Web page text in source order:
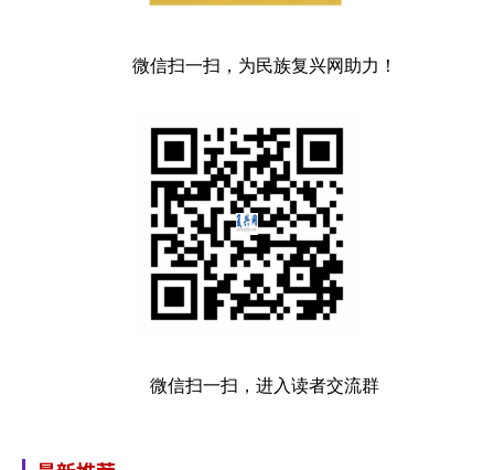
微信扫一扫，为民族复兴网助力！
微信扫一扫，进入读者交流群